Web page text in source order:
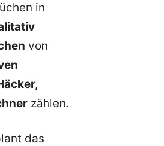
in
von
zählen.
das